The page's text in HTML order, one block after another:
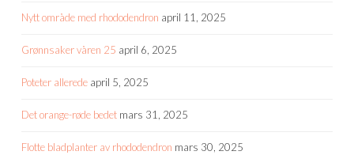
Nytt område med rhododendron april 11, 2025
Grønnsaker våren 25 april 6, 2025
Poteter allerede april 5, 2025
Det orange-røde bedet mars 31, 2025
Flotte bladplanter av rhododendron mars 30, 2025